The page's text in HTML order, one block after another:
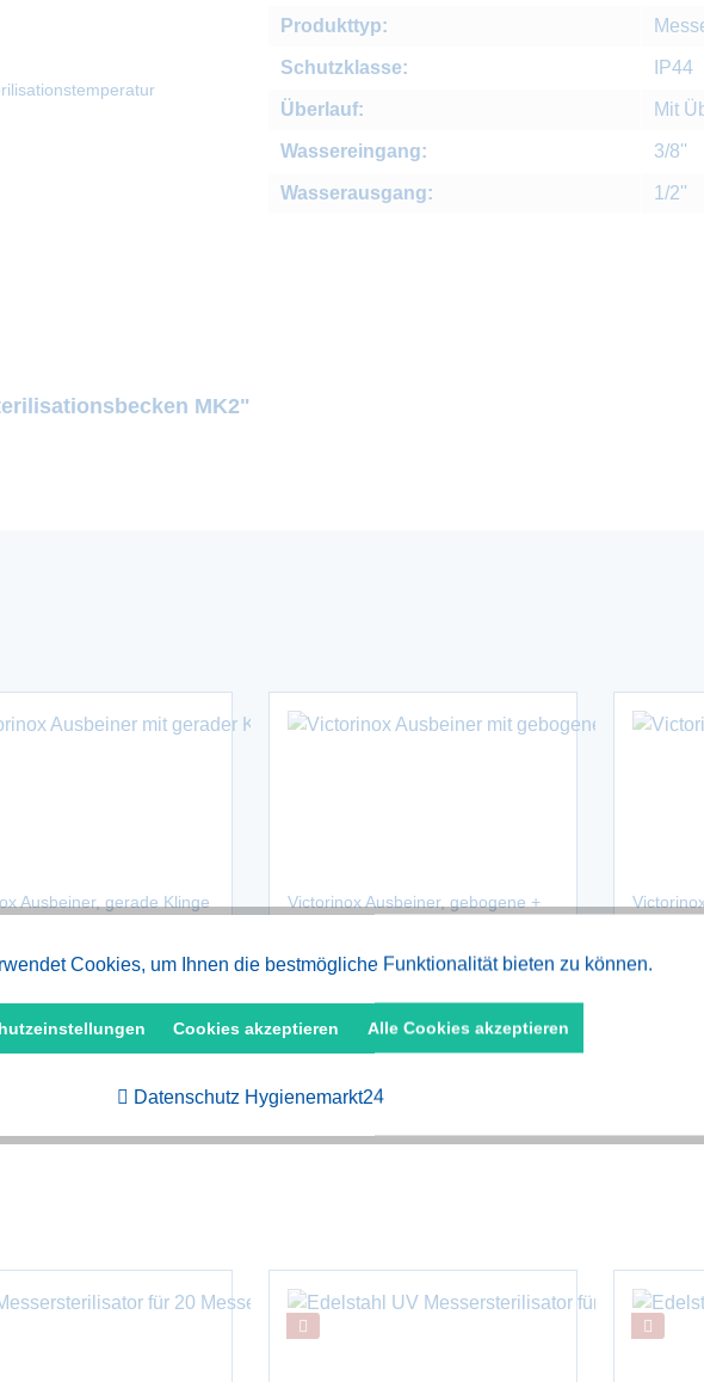
Produkttyp:
Schutzklasse: IP44
Überlauf: Mit
Wassereingang: 3/8''
Wasserausgang: 1/2''
MK2"
Ausbeiner, gerade Klinge
Victorinox Ausbeiner, gebogene +
Aktiv
Aktiv
Cookies, um Ihnen die bestmögliche Funktionalität bieten zu können.
Cookies akzeptieren Alle Cookies akzeptieren
Datenschutz Hygienemarkt24